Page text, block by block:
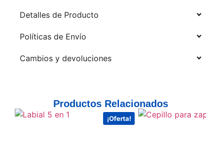
Detalles de Producto
Políticas de Envío
Cambios y devoluciones
Productos Relacionados
¡Oferta!